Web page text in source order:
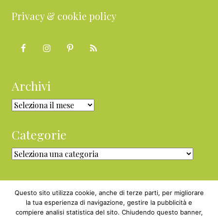
Privacy & cookie policy
Archivi
Archivi
Categorie
Categorie
Questo sito utilizza cookie, anche di terze parti, per migliorare
la tua esperienza di navigazione, gestire la pubblicità e
compiere analisi statistica del sito. Chiudendo questo banner,